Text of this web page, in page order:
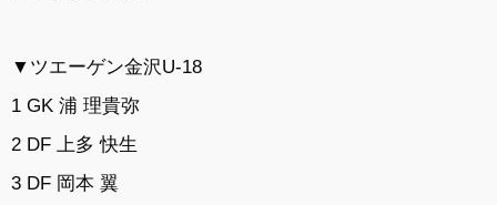
▼ツエーゲン金沢U-18
1 GK 浦 理貴弥
2 DF 上多 快生
3 DF 岡本 翼